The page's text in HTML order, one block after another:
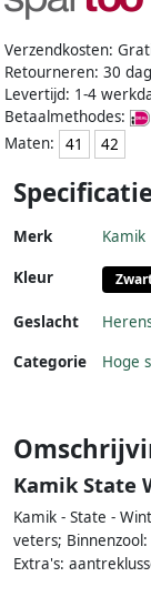
Verzendkosten:
Retourneren: 30
Levertijd: 1-4
Betaalmethodes:
Maten:
41 42
Merk Kamik
Kleur
Geslacht
Categorie
Hoge
Kamik State
Kamik - State -
veters;
Extra's: